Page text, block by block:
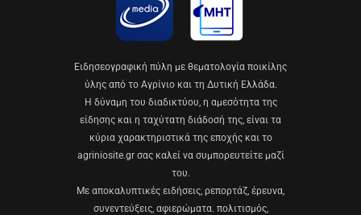
Eιδησεογραφική πύλη με θεματολογία ποικίλης
ύλης από το Αγρίνιο και τη Δυτική Ελλάδα.
Η δύναμη του διαδικτύου, η αμεσότητα της
είδησης και η ταχύτατη διάδοσή της, είναι τα
κύρια χαρακτηριστικά της εποχής και το
agriniosite.gr σας καλεί να συμπορευτείτε μαζί
του.
Με αποκαλυπτικές ειδήσεις, ρεπορτάζ, έρευνα,
συνεντεύξεις, αφιερώματα. πολιτισμός,